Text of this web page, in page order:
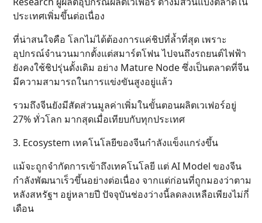
ประเทศเพิ่มขึ้นต่อเนื่อง
ที่น่าสนใจคือ โลกไม่ได้ต้องการแค่ชิปที่ล้ำที่สุด เพราะ
อุปกรณ์จำนวนมากตั้งแต่สมาร์ตโฟน ไปจนถึงรถยนต์ไฟฟ้า
ยังคงใช้ชิปรุ่นดั้งเดิม อย่าง Mature Node ซึ่งเป็นตลาดที่จีน
มีความสามารถในการแข่งขันสูงอยู่แล้ว
รวมถึงจีนยังมีสัดส่วนมูลค่าเพิ่มในขั้นตอนผลิตเวเฟอร์อยู่
27% ทั่วโลก มากสุดเมื่อเทียบกับทุกประเทศ
3. Ecosystem เทคโนโลยีของจีนกำลังแข็งแกร่งขึ้น
แม้จะถูกจำกัดการเข้าถึงเทคโนโลยี แต่ AI Model ของจีน
กำลังพัฒนาเร็วขึ้นอย่างต่อเนื่อง จากแต่ก่อนที่ถูกมองว่าตาม
หลังสหรัฐฯ อยู่หลายปี ปัจจุบันช่องว่างนี้ลดลงเหลือเพียงไม่กี่
เดือน